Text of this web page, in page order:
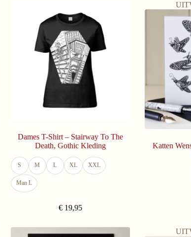
Dames T-Shirt – Stairway To The
Death, Gothic Kleding
S M L XL XXL
Man L
€19,95
Katten